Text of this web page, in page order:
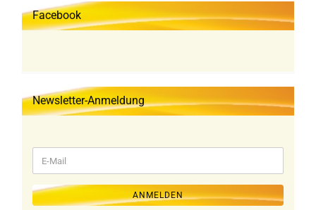
Facebook
Newsletter-Anmeldung
ZUR
ANMELDUNG
E-
Mail
ANMELDEN